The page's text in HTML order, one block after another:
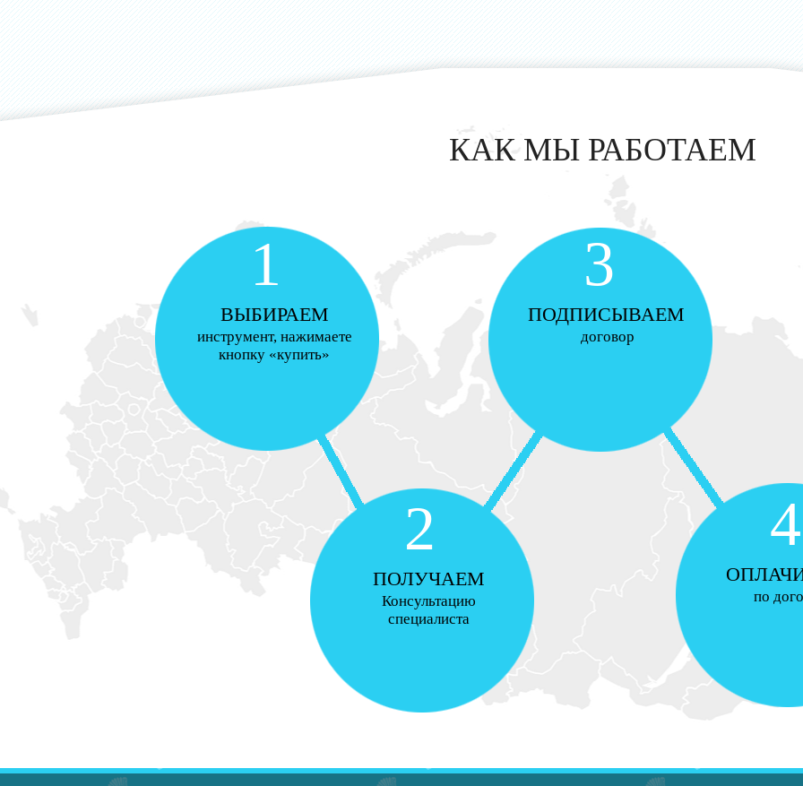
КАК МЫ РАБОТАЕМ
1
ВЫБИРАЕМ
инструмент, нажимаете
кнопку «купить»
3
ПОДПИСЫВАЕМ
договор
2
ПОЛУЧАЕМ
Консультацию
специалиста
4
по